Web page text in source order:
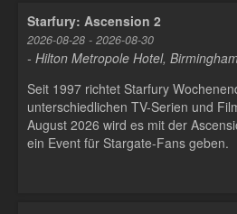
Starfury: Ascension 2
2026-08-28 - 2026-08-30
- Hilton Metropole Hotel,
Seit 1997 richtet Starfury
unterschiedlichen TV-Serien und
August 2026 wird es mit der
ein Event für Stargate-Fans geben.